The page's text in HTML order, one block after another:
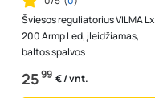
Šviesos reguliatorius VILMA Lx
200 Armp Led, įleidžiamas,
baltos spalvos
2599 € / vnt.